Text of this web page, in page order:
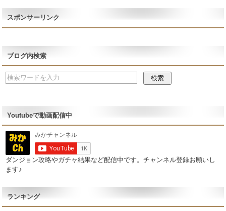
スポンサーリンク
ブログ内検索
Youtubeで動画配信中
ダンジョン攻略やガチャ結果など配信中です。チャンネル登録お願いし
ます♪
ランキング